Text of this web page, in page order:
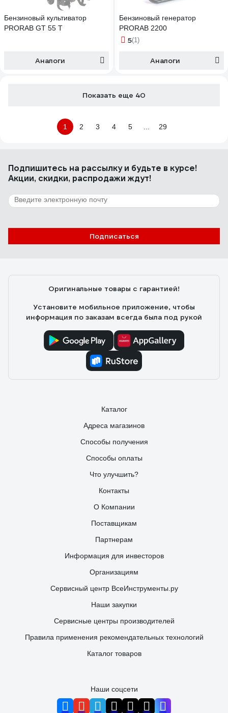
Бензиновый культиватор
PRORAB GT 55 T
Аналоги
Бензиновый генератор
PRORAB 2200
5(1)
Аналоги
Показать еще 40
1 2 3 4 5 29
Подпишитесь на рассылкуи будьте в курсе!
Акции, скидки, распродажи ждут!
Подписаться
Оригинальные товары с гарантией!
Установите мобильное приложение, чтобы
информация по заказам всегда была под рукой
Каталог
Адреса магазинов
Способы получения
Способы оплаты
Что улучшить?
Контакты
О Компании
Поставщикам
Партнерам
Информация для инвесторов
Организациям
Сервисный центр ВсеИнструменты.ру
Наши закупки
Сервисные центры производителей
Правила применения рекомендательных технологий
Каталог товаров
Наши соцсети